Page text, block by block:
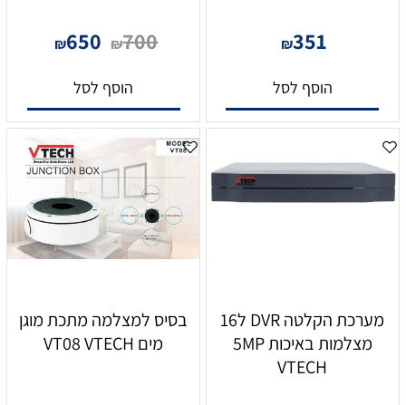
₪351
הוסף לסל
₪700
₪650
הוסף לסל
מערכת הקלטה DVR ל16
מצלמות באיכות 5MP
VTECH
בסיס למצלמה מתכת מוגן
מים VT08 VTECH